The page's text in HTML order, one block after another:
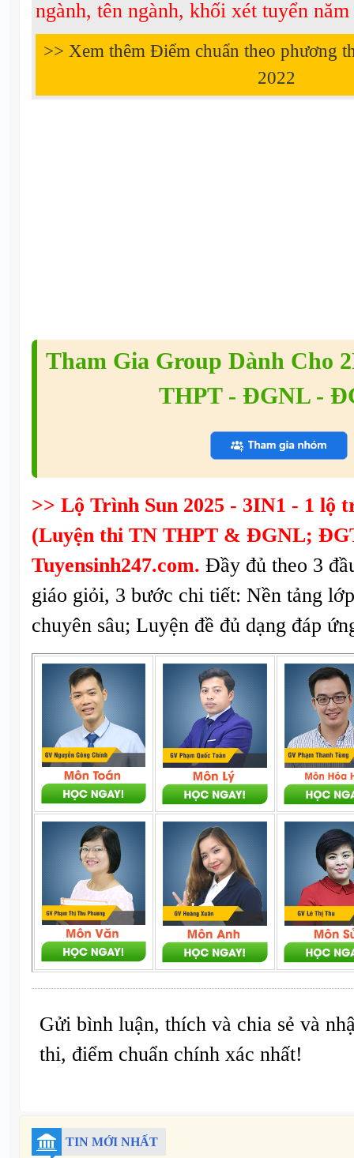
ngành, tên ngành, khối xét tuyển
>> Xem thêm Điểm chuẩn theo phương
2022
Tham Gia Group Dành Cho
THPT - ĐGNL -
>> Lộ Trình Sun 2025 - 3IN1 - 1 lộ
(Luyện thi TN THPT & ĐGNL;
Tuyensinh247.com. Đầy đủ theo 3
giáo giỏi, 3 bước chi tiết: Nền tảng
chuyên sâu; Luyện đề đủ dạng đáp
Gửi bình luận, thích và chia sẻ và
thi, điểm chuẩn chính xác nhất!
TIN MỚI NHẤT